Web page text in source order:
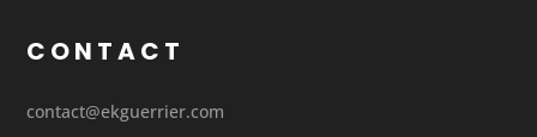
CONTACT
contact@ekguerrier.com